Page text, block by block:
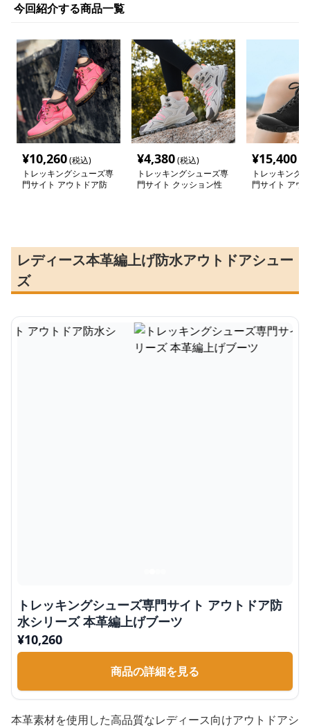
今回紹介する商品一覧
¥10,260(税込)
トレッキングシューズ専
門サイト アウトドア防
¥4,380(税込)
トレッキングシューズ専
門サイト クッション性
¥15,400
トレッキング
門サイト アウ
レディース本革編上げ防水アウトドアシュー
ズ
トレッキングシューズ専門サイト アウトドア防
水シリーズ 本革編上げブーツ
¥10,260
商品の詳細を見る
本革素材を使用した高品質なレディース向けアウトドアシ